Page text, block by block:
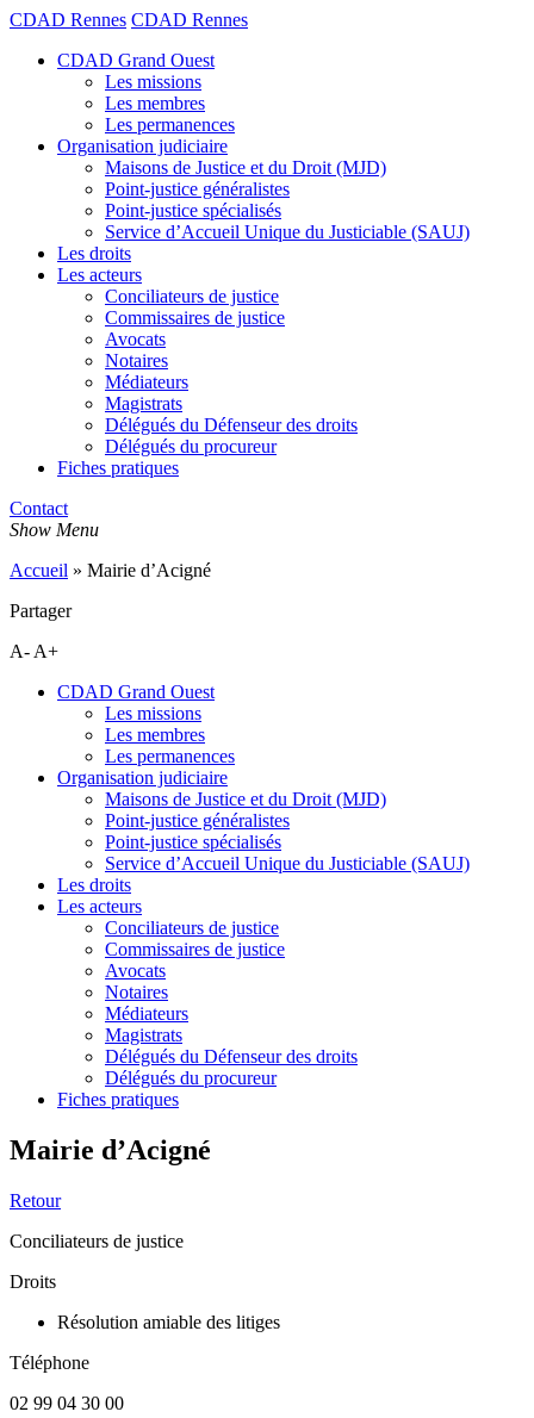
CDAD Rennes CDAD Rennes
CDAD Grand Ouest
Les missions
Les membres
Les permanences
Organisation judiciaire
Maisons de Justice et du Droit (MJD)
Point-justice généralistes
Point-justice spécialisés
Service d’Accueil Unique du Justiciable (SAUJ)
Les droits
Les acteurs
Conciliateurs de justice
Commissaires de justice
Avocats
Notaires
Médiateurs
Magistrats
Délégués du Défenseur des droits
Délégués du procureur
Fiches pratiques
Contact
Show Menu
Accueil » Mairie d’Acigné
Partager
A- A+
CDAD Grand Ouest
Les missions
Les membres
Les permanences
Organisation judiciaire
Maisons de Justice et du Droit (MJD)
Point-justice généralistes
Point-justice spécialisés
Service d’Accueil Unique du Justiciable (SAUJ)
Les droits
Les acteurs
Conciliateurs de justice
Commissaires de justice
Avocats
Notaires
Médiateurs
Magistrats
Délégués du Défenseur des droits
Délégués du procureur
Fiches pratiques
Mairie d’Acigné
Retour
Conciliateurs de justice
Droits
Résolution amiable des litiges
Téléphone
02 99 04 30 00